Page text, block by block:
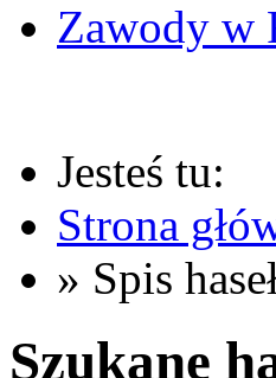
Zawody w
Jesteś tu:
Strona
» Spis
Szukane